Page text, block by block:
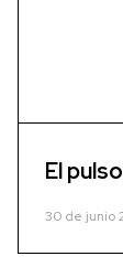
El
30 de junio